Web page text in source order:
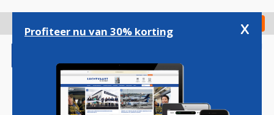
gaan
Check in
Profiteer nu van 30% korting x